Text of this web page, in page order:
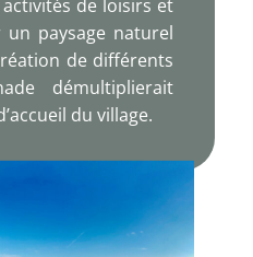
activités de loisirs et
paysage naturel
de différents
démultiplierait
du village.